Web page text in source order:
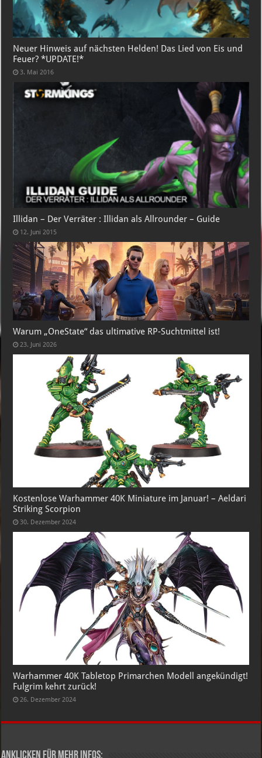
Neuer Hinweis auf nächsten Helden! Das Lied von Eis und
Feuer? *UPDATE!*
3. Mai 2016
Illidan – Der Verräter : Illidan als Allrounder – Guide
12. Juni 2015
Warum „OneState“ das ultimative RP-Suchtmittel ist!
23. Juni 2026
Kostenlose Warhammer 40K Miniature im Januar! – Aeldari
Striking Scorpion
30. Dezember 2024
Warhammer 40K Tabletop Primarchen Modell angekündigt!
Fulgrim kehrt zurück!
26. Dezember 2024